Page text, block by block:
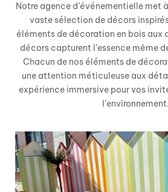
Notre agence d’événementielle met
vaste sélection de décors
éléments de décoration en bois aux
décors capturent l’essence même
Chacun de nos éléments de
une attention méticuleuse aux
expérience immersive pour vos
l’environnement.